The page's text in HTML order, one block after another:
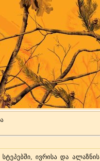
ივრისა და ალაზნის